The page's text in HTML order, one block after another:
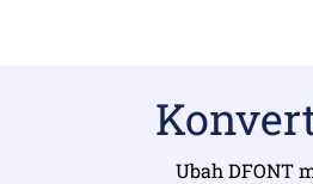
Ubah DFONT